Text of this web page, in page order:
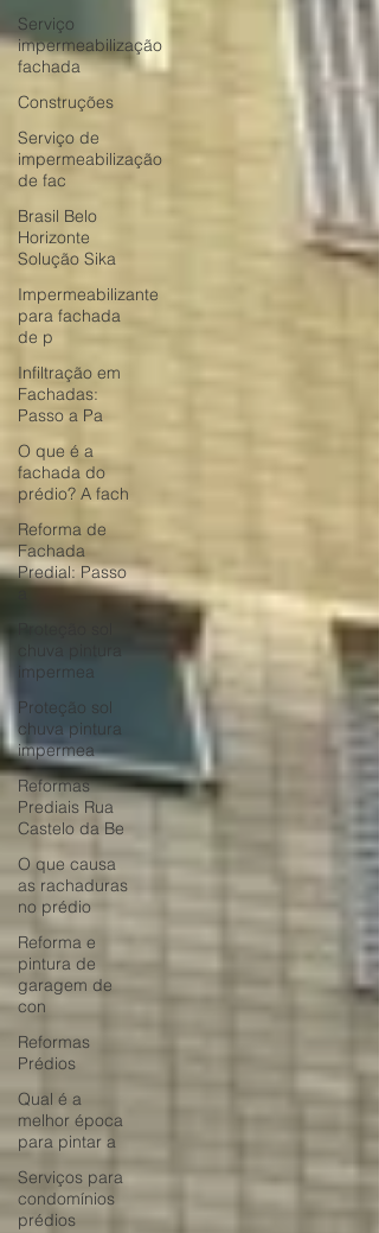
Serviço
impermeabilização
fachada
Construções
Serviço de
impermeabilização
de fac
Brasil Belo
Horizonte
Solução Sika
Impermeabilizante
para fachada
de p
Infiltração em
Fachadas:
Passo a Pa
O que é a
fachada do
prédio? A fach
Reforma de
Fachada
Predial: Passo
impermea
Proteção sol
chuva pintura
impermea
Reformas
Prediais Rua
Castelo da Be
O que causa
as rachaduras
no prédio
Reforma e
pintura de
garagem de
con
Reformas
Prédios
Qual é a
melhor época
para pintar a
Serviços para
condomínios
prédios